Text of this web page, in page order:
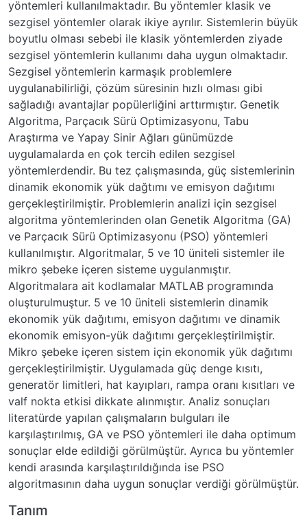
yöntemleri kullanılmaktadır. Bu yöntemler klasik ve
sezgisel yöntemler olarak ikiye ayrılır. Sistemlerin büyük
boyutlu olması sebebi ile klasik yöntemlerden ziyade
sezgisel yöntemlerin kullanımı daha uygun olmaktadır.
Sezgisel yöntemlerin karmaşık problemlere
uygulanabilirliği, çözüm süresinin hızlı olması gibi
sağladığı avantajlar popülerliğini arttırmıştır. Genetik
Algoritma, Parçacık Sürü Optimizasyonu, Tabu
Araştırma ve Yapay Sinir Ağları günümüzde
uygulamalarda en çok tercih edilen sezgisel
yöntemlerdendir. Bu tez çalışmasında, güç sistemlerinin
dinamik ekonomik yük dağtımı ve emisyon dağıtımı
gerçekleştirilmiştir. Problemlerin analizi için sezgisel
algoritma yöntemlerinden olan Genetik Algoritma (GA)
ve Parçacık Sürü Optimizasyonu (PSO) yöntemleri
kullanılmıştır. Algoritmalar, 5 ve 10 üniteli sistemler ile
mikro şebeke içeren sisteme uygulanmıştır.
Algoritmalara ait kodlamalar MATLAB programında
oluşturulmuştur. 5 ve 10 üniteli sistemlerin dinamik
ekonomik yük dağıtımı, emisyon dağıtımı ve dinamik
ekonomik emisyon-yük dağıtımı gerçekleştirilmiştir.
Mikro şebeke içeren sistem için ekonomik yük dağıtımı
gerçekleştirilmiştir. Uygulamada güç denge kısıtı,
generatör limitleri, hat kayıpları, rampa oranı kısıtları ve
valf nokta etkisi dikkate alınmıştır. Analiz sonuçları
literatürde yapılan çalışmaların bulguları ile
karşılaştırılmış, GA ve PSO yöntemleri ile daha optimum
sonuçlar elde edildiği görülmüştür. Ayrıca bu yöntemler
kendi arasında karşılaştırıldığında ise PSO
algoritmasının daha uygun sonuçlar verdiği görülmüştür.
Tanım